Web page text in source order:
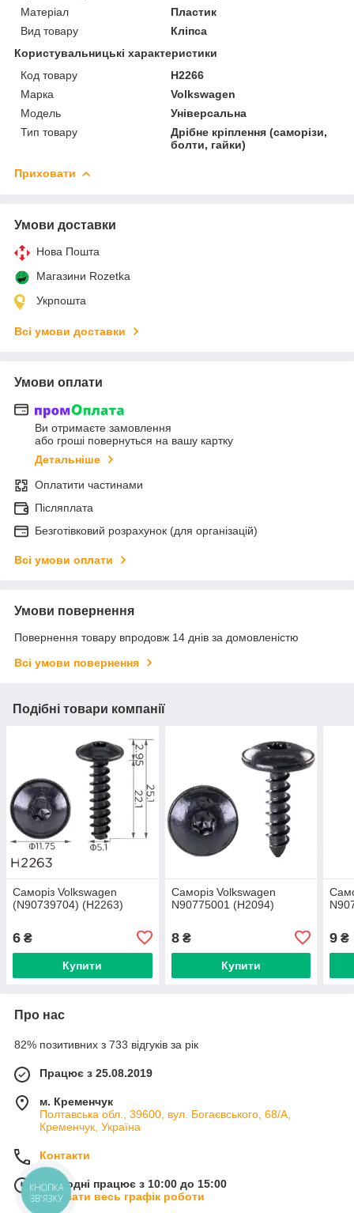
Матеріал
Пластик
Вид товару
Кліпса
Користувальницькі характеристики
Код товару
H2266
Марка
Volkswagen
Мoдель
Універсальна
Тип товару
Дрібне кріплення (саморізи,
болти, гайки)
Приховати
Умови доставки
Нова Пошта
Магазини Rozetka
Укрпошта
Всі умови доставки
Умови оплати
Ви отримаєте замовлення
або гроші повернуться на вашу картку
Детальніше
Оплатити частинами
Післяплата
Безготівковий розрахунок (для організацій)
Всі умови оплати
Умови повернення
Повернення товару впродовж 14 днів за домовленістю
Всі умови повернення
Подібні товари компанії
Саморіз Volkswagen
(N90739704) (H2263)
6 ₴
Купити
Саморіз Volkswagen
N90775001 (H2094)
8₴
Купити
9 ₴
Про нас
82% позитивних з 733 відгуків за рік
Працює з 25.08.2019
м. Кременчук
Полтавська обл., 39600, вул. Богаєвського, 68/А,
Кременчук, Україна
Контакти
Сьогодні працює з 10:00 до 15:00
Показати весь графік роботи
КНОПКА
ЗВ'ЯЗКУ